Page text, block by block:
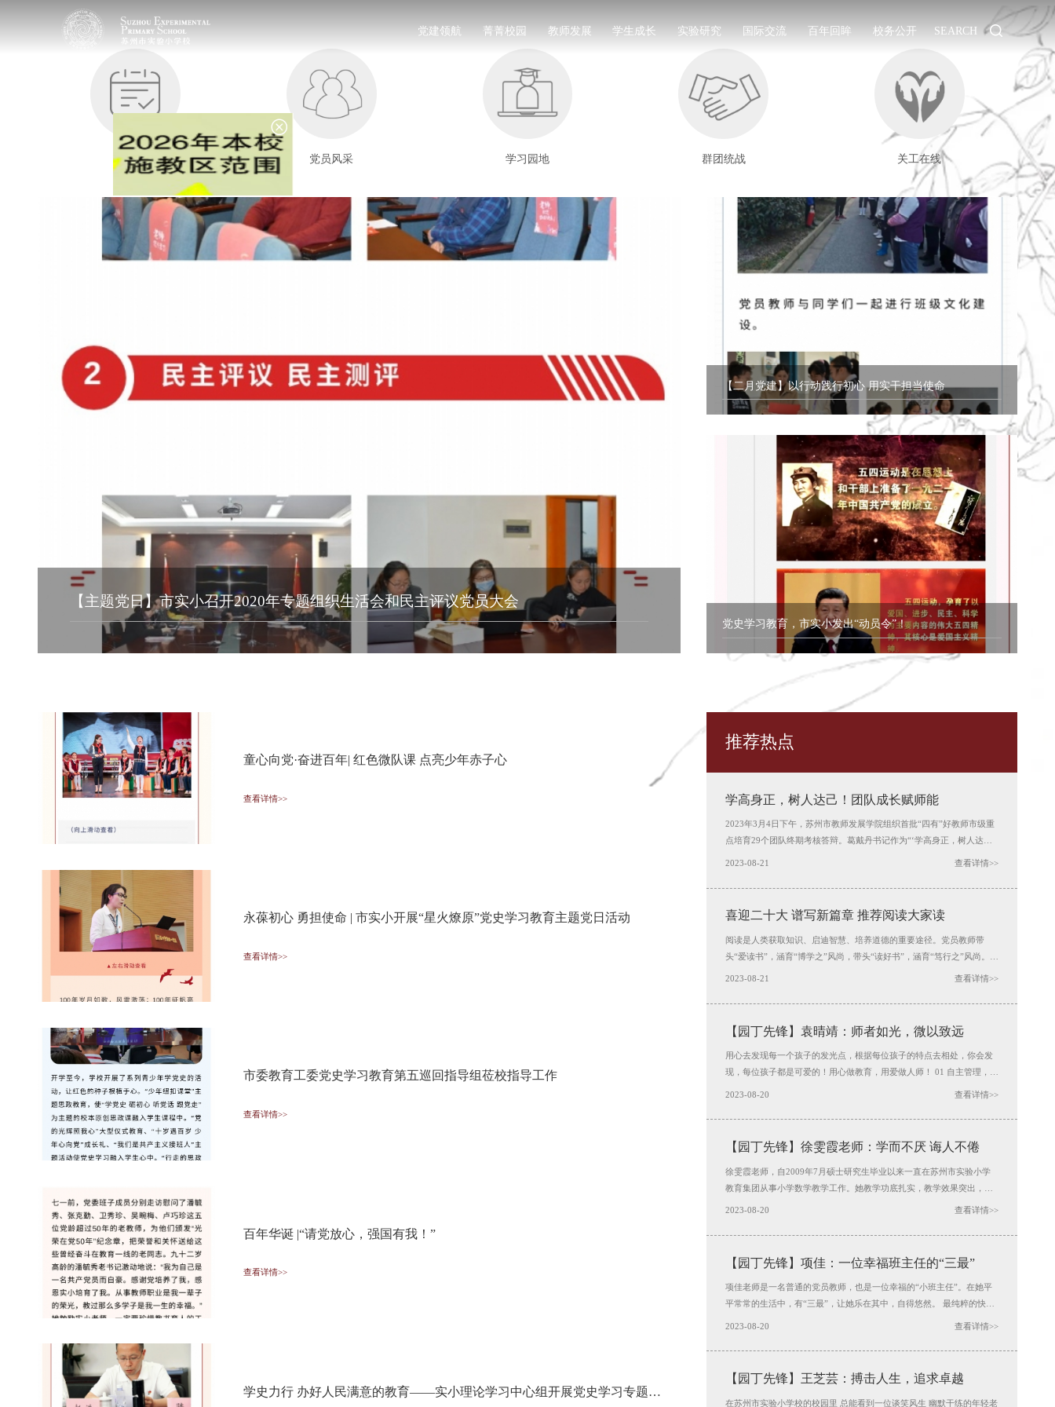
党建领航 菁菁校园 教师发展 学生成长 实验研究 国际交流 百年回眸 校务公开 SEARCH
党建动态 党员风采 学习园地 群团统战 关工在线
【主题党日】市实小召开2020年专题组织生活会和民主评议党员大会
【二月党建】以行动践行初心 用实干担当使命
党史学习教育，市实小发出“动员令”！
童心向党·奋进百年| 红色微队课 点亮少年赤子心
查看详情>>
永葆初心 勇担使命 | 市实小开展“星火燎原”党史学习教育主题党日活动
查看详情>>
市委教育工委党史学习教育第五巡回指导组莅校指导工作
查看详情>>
百年华诞 |“请党放心，强国有我！”
查看详情>>
学史力行 办好人民满意的教育——实小理论学习中心组开展党史学习专题研
推荐热点
学高身正，树人达己！团队成长赋师能
2023年3月4日下午，苏州市教师发展学院组织首批“四有”好教师市级重
点培育29个团队终期考核答辩。葛戴丹书记作为“‘学高身正，树人达
神，以创新的研修方式和协同机制，以问题解决为导向的学-研-行融合
2023-08-21 查看详情>>
喜迎二十大 谱写新篇章 推荐阅读大家读
阅读是人类获取知识、启迪智慧、培养道德的重要途径。党员教师带
头“爱读书”，涵育“博学之”风尚，带头“读好书”，涵育“笃行之”风尚。 2
022年是党的二十大召开之年，是进入全面建设社会主义现代化国家、向
写新篇章 推荐阅读大家读”党员专题阅读活动。 阅读红色经典、研究
2023-08-21 查看详情>>
【园丁先锋】袁晴靖：师者如光，微以致远
用心去发现每一个孩子的发光点，根据每位孩子的特点去相处，你会发
现，每位孩子都是可爱的！用心做教育，用爱做人师！ 01 自主管理，携
性。在学校开展的“一班一品”活动中，每一位同学
2023-08-20 查看详情>>
【园丁先锋】徐雯霞老师：学而不厌 诲人不倦
徐雯霞老师，自2009年7月硕士研究生毕业以来一直在苏州市实验小学
教育集团从事小学数学教学工作。她教学功底扎实，教学效果突出，作
为学校学者型教师团队的一员，她多次参加市级各项培训和学校的课题
长期的教学和科研中，逐渐形成了“精简高效、灵活自主、以生为本、层
2023-08-20 查看详情>>
【园丁先锋】项佳：一位幸福班主任的“三最”
项佳老师是一名普通的党员教师，也是一位幸福的“小班主任”。在她平
平常常的生活中，有“三最”，让她乐在其中，自得悠然。 最纯粹的快乐
成长。在项老师的心里，时光似乎也温柔地静止了。
2023-08-20 查看详情>>
【园丁先锋】王芝芸：搏击人生，追求卓越
在苏州市实验小学校的校园里 总能看到一位谈笑风生 幽默干练的年轻老